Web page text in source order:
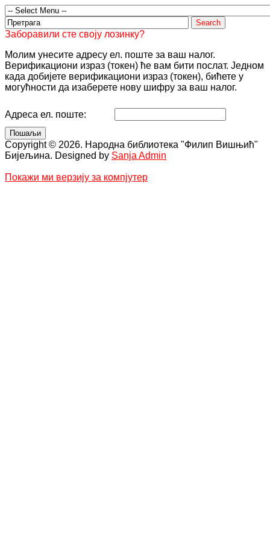
Заборавили сте своју лозинку?
Молим унесите адресу ел. поште за ваш налог.
Верификациони израз (токен) ће вам бити послат. Једном
када добијете верификациони израз (токен), бићете у
могућности да изаберете нову шифру за ваш налог.
Адреса ел. поште:
Пошаљи
Copyright © 2026. Народна библиотека "Филип Вишњић"
Бијељина. Designed by Sanja Admin
Покажи ми верзију за компјутер